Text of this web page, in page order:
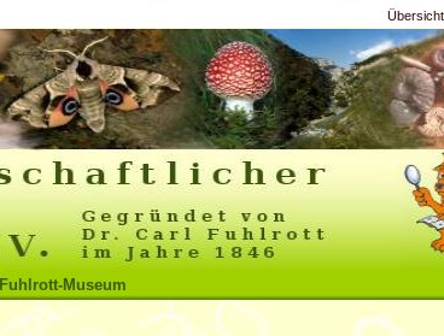
Übersicht
Fuhlrott-Museum